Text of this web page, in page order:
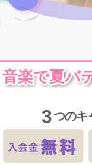
音楽で夏バ
3つのキ